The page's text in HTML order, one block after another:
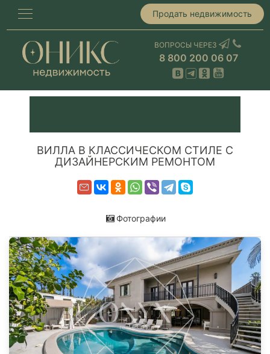
Продать недвижимость
ВОПРОСЫ ЧЕРЕЗ
8 800 200 06 07
ВИЛЛА В КЛАССИЧЕСКОМ СТИЛЕ С
ДИЗАЙНЕРСКИМ РЕМОНТОМ
Фотографии